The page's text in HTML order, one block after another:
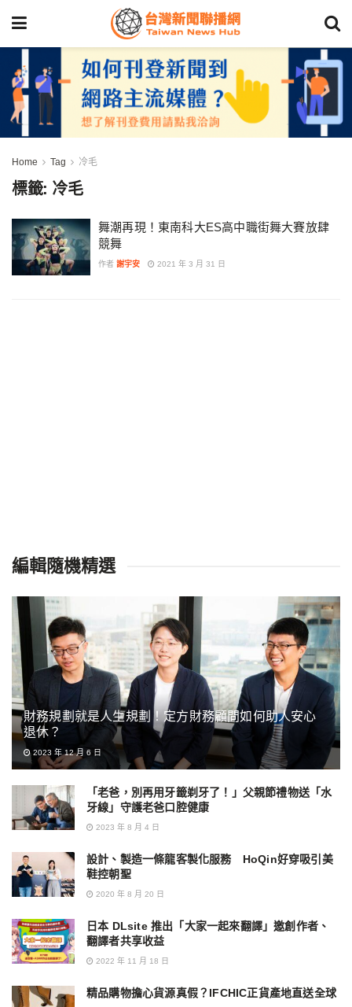
Home Tag 冷毛
標籤: 冷毛
舞潮再現！東南科大ES高中職街舞大賽放肆
競舞
作者 謝宇安 2021 年 3 月 31 日
編輯隨機精選
財務規劃就是人生規劃！定方財務顧問如何助人安心
退休？
2023 年 12 月 6 日
「老爸，別再用牙籤剃牙了！」父親節禮物送「水
牙線」守護老爸口腔健康
2023 年 8 月 4 日
設計、製造一條龍客製化服務 HoQin好穿吸引美
鞋控朝聖
2020 年 8 月 20 日
日本 DLsite 推出「大家一起來翻譯」邀創作者、
翻譯者共享收益
2022 年 11 月 18 日
精品購物擔心貨源真假？IFCHIC正貨產地直送全球